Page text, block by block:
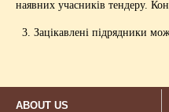
наявних учасників тендеру.
3. Зацікавлені підрядники
ABOUT US